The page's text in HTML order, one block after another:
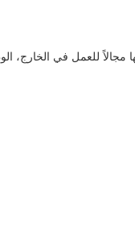
مجالاً للعمل في الخارج،